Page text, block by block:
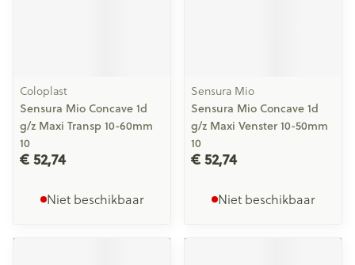
Coloplast
Sensura Mio Concave 1d
g/z Maxi Transp 10-60mm
10
€ 52,74
Niet beschikbaar
Sensura Mio
Sensura Mio Concave 1d
g/z Maxi Venster 10-50mm
10
€ 52,74
Niet beschikbaar